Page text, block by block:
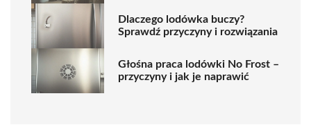
Dlaczego lodówka buczy?
Sprawdź przyczyny i rozwiązania
Głośna praca lodówki No Frost –
przyczyny i jak je naprawić